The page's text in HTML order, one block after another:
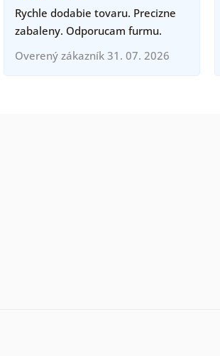
Rychle dodabie tovaru. Precizne
zabaleny. Odporucam furmu.
Overený zákazník 31. 07. 2026